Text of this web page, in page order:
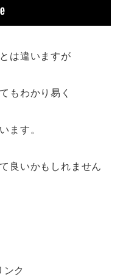
は違いますが
もわかり易く
ます。
良いかもしれません
ンク